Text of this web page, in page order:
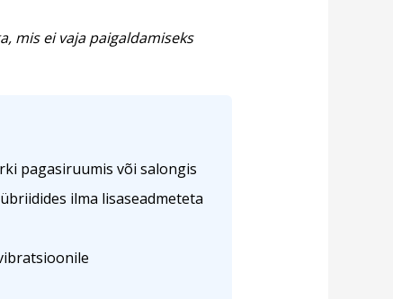
mis ei vaja paigaldamiseks
pagasiruumis või salongis
ilma lisaseadmeteta